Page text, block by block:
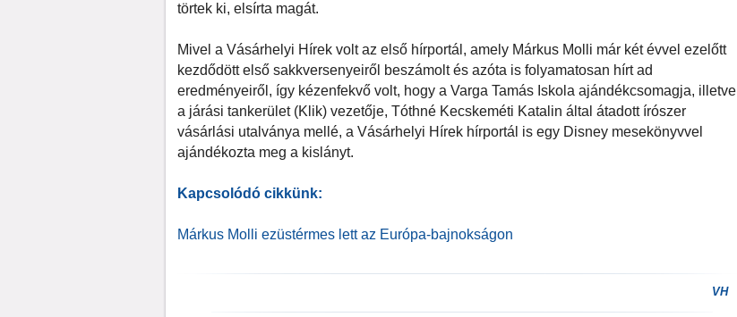
törtek ki, elsírta magát.
Mivel a Vásárhelyi Hírek volt az első hírportál, amely Márkus Molli már két évvel ezelőtt
kezdődött első sakkversenyeiről beszámolt és azóta is folyamatosan hírt ad
eredményeiről, így kézenfekvő volt, hogy a Varga Tamás Iskola ajándékcsomagja, illetve
a járási tankerület (Klik) vezetője, Tóthné Kecskeméti Katalin által átadott írószer
vásárlási utalványa mellé, a Vásárhelyi Hírek hírportál is egy Disney mesekönyvvel
ajándékozta meg a kislányt.
Kapcsolódó cikkünk:
Márkus Molli ezüstérmes lett az Európa-bajnokságon
VH